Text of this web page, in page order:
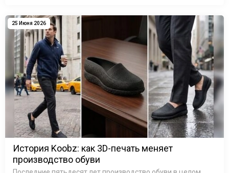
удовольствия, то сегодня ситуация и…
25 Июня 2026
История Koobz: как 3D-печать меняет
производство обуви